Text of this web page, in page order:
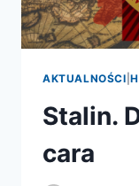
AKTUALNOŚCI |
Stalin.
cara